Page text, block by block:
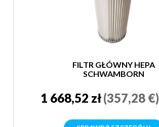
FILTR GŁÓWNY HEPA
SCHWAMBORN
1 668,52 zł(357,28 €)